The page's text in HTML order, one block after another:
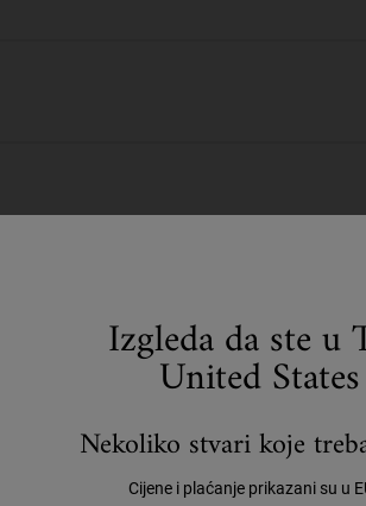
isprati. Čuvati izvan dohvata djece.
svoju rutinu
Izgleda da ste u
United States
Nekoliko stvari koje
Cijene i plaćanje prikazani su u